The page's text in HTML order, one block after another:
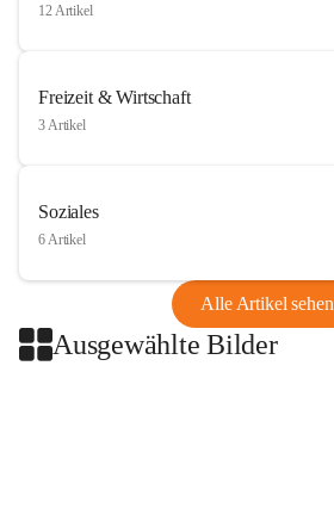
12 Artikel
Freizeit & Wirtschaft
3 Artikel
Soziales
6 Artikel
Alle Artikel sehen
Ausgewählte Bilder